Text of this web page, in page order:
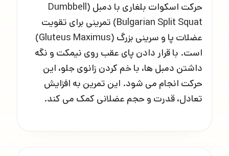
حرکت اسکوات بلغاری با دمبل (Dumbbell
Bulgarian Split Squat) تمرینی برای تقویت
عضلات پا و سرینی بزرگ (Gluteus Maximus)
است. با قرار دادن پای عقب روی نیمکت و نگه
داشتن دمبل ها، با خم کردن زانوی جلو، این
حرکت انجام می شود. این تمرین به افزایش
تعادل، قدرت و حجم عضلانی کمک می کند.